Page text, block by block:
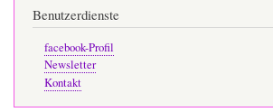
Benutzerdienste
facebook-Profil
Newsletter
Kontakt